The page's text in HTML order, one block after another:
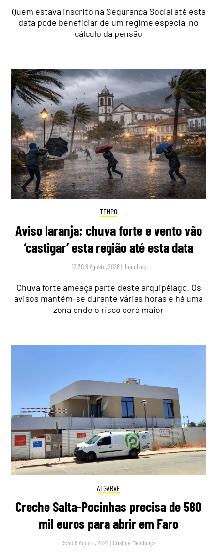
Quem estava inscrito na Segurança Social até esta
data pode beneficiar de um regime especial no
cálculo da pensão
TEMPO
Aviso laranja: chuva forte e vento vão
‘castigar’ esta região até esta data
12:30 6 Agosto, 2026 |João Luís
Chuva forte ameaça parte deste arquipélago. Os
avisos mantêm-se durante várias horas e há uma
zona onde o risco será maior
ALGARVE
Creche Salta-Pocinhas precisa de 580
mil euros para abrir em Faro
15:50 6 Agosto, 2026 | Cristina Mendonça